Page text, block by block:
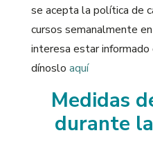
se acepta la política de
cursos semanalmente
interesa estar
dínoslo aquí
Medidas
durante